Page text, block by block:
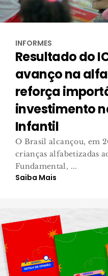
INFORMES
Resultado do
avanço na
reforça
investimento
Infantil
O Brasil alcançou, em
crianças alfabetizadas
Fundamental, ...
Saiba Mais